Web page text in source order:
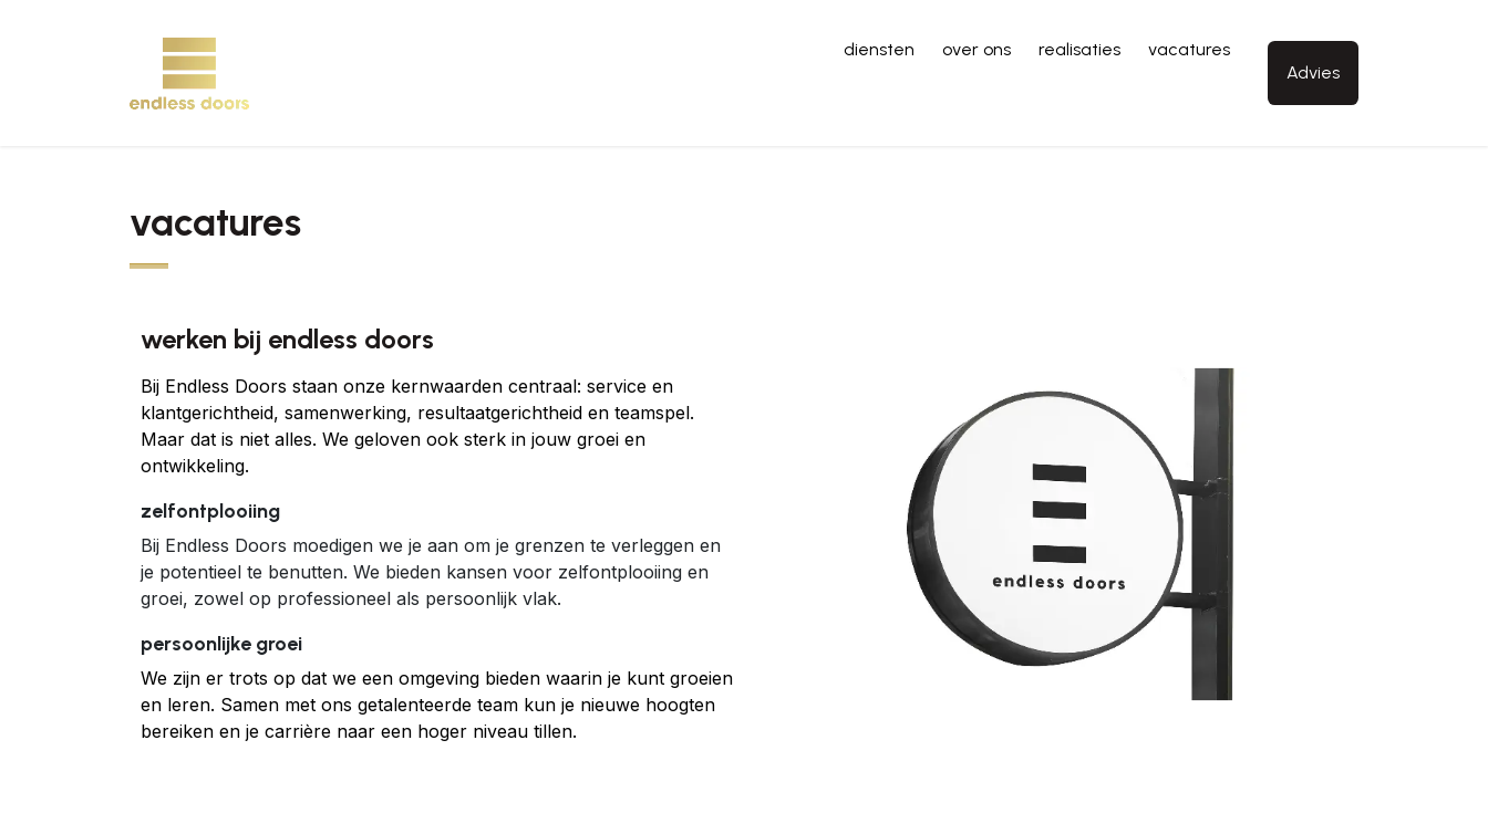
diensten
over ons realisaties vacatures
Advies
vacatures
werken bij endless doors
Bij Endless Doors staan onze kernwaarden centraal: service en
klantgerichtheid, samenwerking, resultaatgerichtheid en teamspel.
Maar dat is niet alles. We geloven ook sterk in jouw groei en
ontwikkeling.
zelfontplooiing
Bij Endless Doors moedigen we je aan om je grenzen te verleggen en
je potentieel te benutten. We bieden kansen voor zelfontplooiing en
groei, zowel op professioneel als persoonlijk vlak.
persoonlijke groei
We zijn er trots op dat we een omgeving bieden waarin je kunt groeien
en leren. Samen met ons getalenteerde team kun je nieuwe hoogten
bereiken en je carrière naar een hoger niveau tillen.